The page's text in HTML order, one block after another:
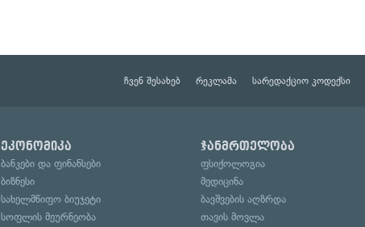
ჩვენ შესახებ რეკლამა სარედაქციო კოდექსი
ეკონომიკა
ბანკები და ფინანსები
ბიზნესი
სახელმწიფო ბიუჯეტი
სოფლის მეურნეობა
ჯანმრთელობა
ფსიქოლოგია
მედიცინა
ბავშვების აღზრდა
თავის მოვლა